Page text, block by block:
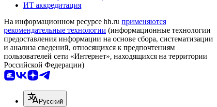
ИТ аккредитация
На информационном ресурсе hh.ru применяются
рекомендательные технологии (информационные технологии
предоставления информации на основе сбора, систематизации
и анализа сведений, относящихся к предпочтениям
пользователей сети «Интернет», находящихся на территории
Российской Федерации)
Русский